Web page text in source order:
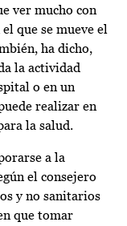
ver mucho con
que se mueve el
ha dicho,
la actividad
o en un
realizar en
la salud.
a la
el consejero
y no sanitarios
que tomar